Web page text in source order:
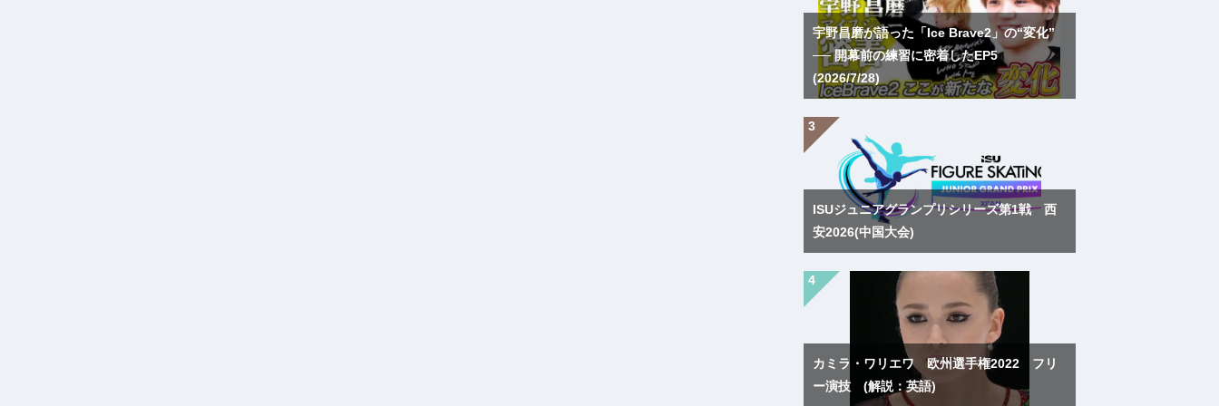
宇野昌磨が語った「Ice Brave2」の“変化”
── 開幕前の練習に密着したEP5
(2026/7/28)
ISUジュニアグランプリシリーズ第1戦 西
安2026(中国大会)
カミラ・ワリエワ 欧州選手権2022 フリ
ー演技 (解説：英語)